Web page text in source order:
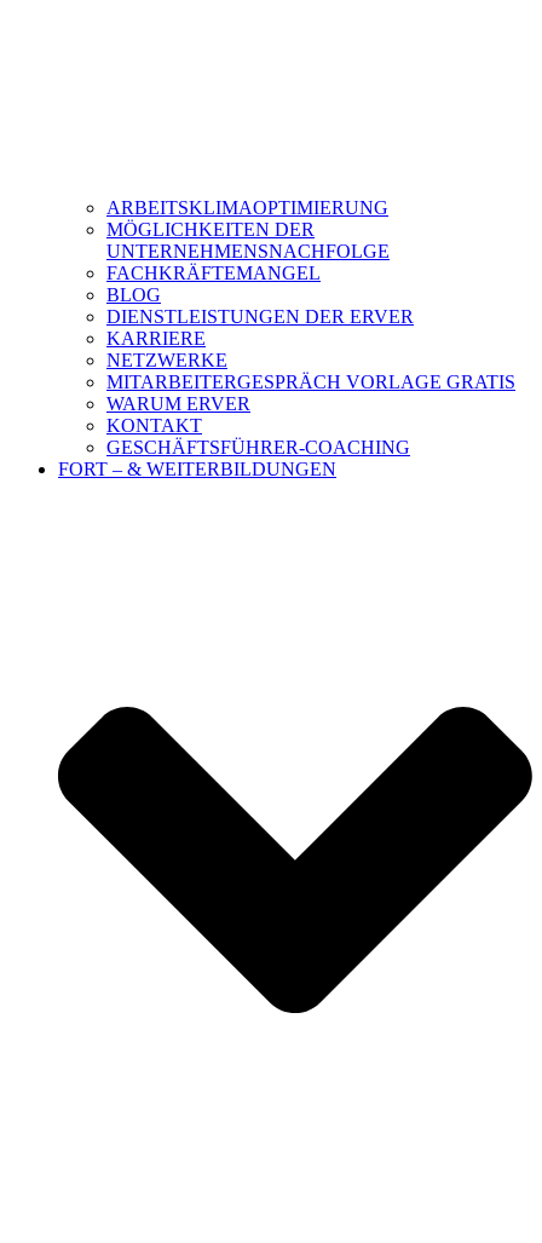
ARBEITSKLIMAOPTIMIERUNG
MÖGLICHKEITEN DER
UNTERNEHMENSNACHFOLGE
FACHKRÄFTEMANGEL
BLOG
DIENSTLEISTUNGEN DER ERVER
KARRIERE
NETZWERKE
MITARBEITERGESPRÄCH VORLAGE GRATIS
WARUM ERVER
KONTAKT
GESCHÄFTSFÜHRER-COACHING
FORT – & WEITERBILDUNGEN